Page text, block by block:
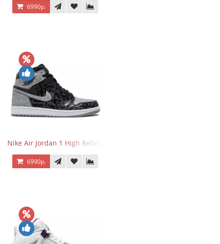
6990р.
Nike Air Jordan 1 High Rebellionaire
6990р.